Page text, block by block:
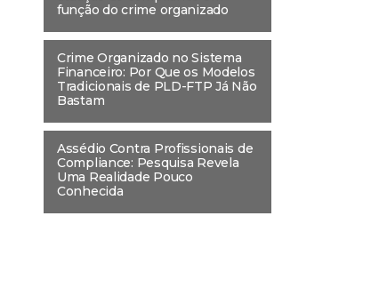
função do crime organizado
Crime Organizado no Sistema
Financeiro: Por Que os Modelos
Tradicionais de PLD-FTP Já Não
Bastam
Assédio Contra Profissionais de
Compliance: Pesquisa Revela
Uma Realidade Pouco
Conhecida